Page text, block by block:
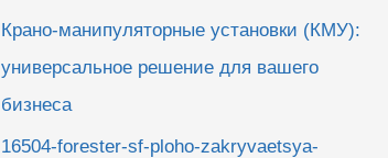
Крано-манипуляторные установки (КМУ):
универсальное решение для вашего
бизнеса
16504-forester-sf-ploho-zakryvaetsya-